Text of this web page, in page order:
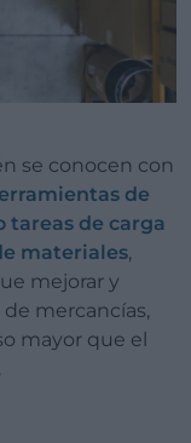
de
tareas de carga
materiales,
mejorar y
mercancías,
mayor que el